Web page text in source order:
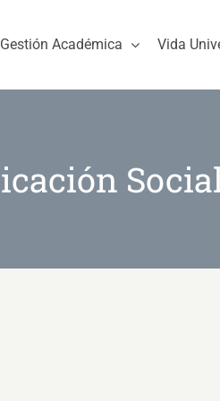
Gestión Académica Vida